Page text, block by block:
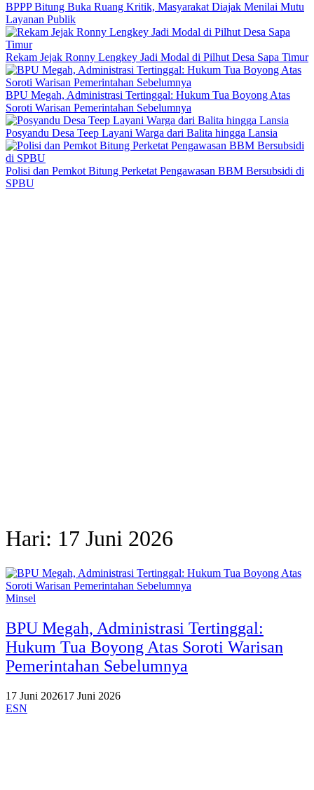
BPPP Bitung Buka Ruang Kritik, Masyarakat Diajak Menilai Mutu
Layanan Publik
Rekam Jejak Ronny Lengkey Jadi Modal di Pilhut Desa Sapa Timur
BPU Megah, Administrasi Tertinggal: Hukum Tua Boyong Atas
Soroti Warisan Pemerintahan Sebelumnya
Posyandu Desa Teep Layani Warga dari Balita hingga Lansia
Polisi dan Pemkot Bitung Perketat Pengawasan BBM Bersubsidi di
SPBU
Hari: 17 Juni 2026
Minsel
BPU Megah, Administrasi Tertinggal:
Hukum Tua Boyong Atas Soroti Warisan
Pemerintahan Sebelumnya
17 Juni 202617 Juni 2026
ESN